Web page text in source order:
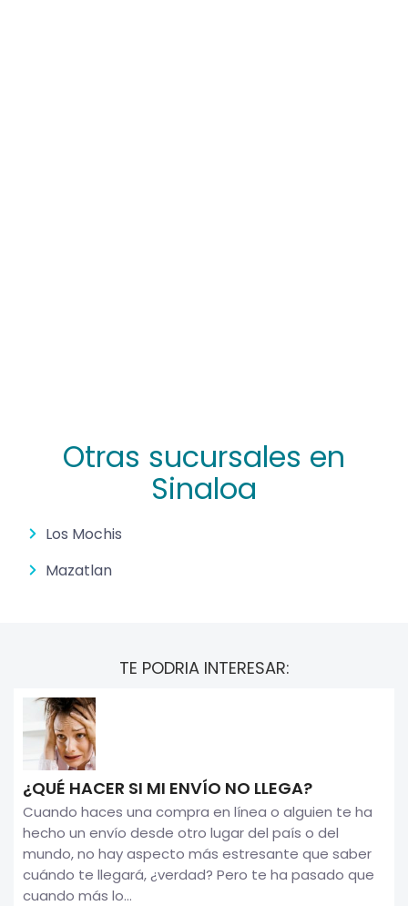
Otras sucursales en
Sinaloa
Los Mochis
Mazatlan
TE PODRIA INTERESAR:
¿QUÉ HACER SI MI ENVÍO NO LLEGA?
Cuando haces una compra en línea o alguien te ha
hecho un envío desde otro lugar del país o del
mundo, no hay aspecto más estresante que saber
cuándo te llegará, ¿verdad? Pero te ha pasado que
cuando más lo...